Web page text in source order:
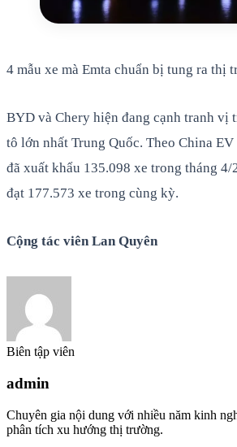
4 mẫu xe mà Emta chuẩn bị tung ra thị
BYD và Chery hiện đang cạnh tranh vị
tô lớn nhất Trung Quốc. Theo China
đã xuất khẩu 135.098 xe trong tháng
đạt 177.573 xe trong cùng kỳ.
Cộng tác viên Lan Quyên
Biên tập viên
admin
Chuyên gia nội dung với nhiều năm kinh
phân tích xu hướng thị trường.